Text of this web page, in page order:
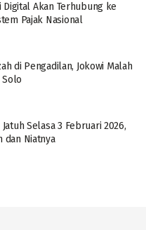
Digital Akan Terhubung ke
Pajak Nasional
di Pengadilan, Jokowi Malah
Solo
Selasa 3 Februari 2026,
dan Niatnya